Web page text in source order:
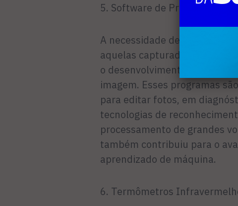
5. Software de
A necessidade de analisar
aquelas capturadas pelo
o desenvolvimento de
imagem. Esses programas
para editar fotos, em
tecnologias de
processamento de grandes
também contribuiu para o
aprendizado de máquina.
6. Termômetros